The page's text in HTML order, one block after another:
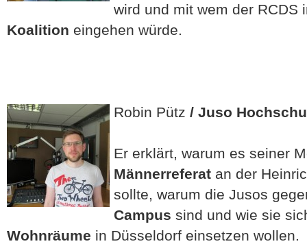
wird und mit wem der RCDS
Koalition eingehen würde.
Robin Pütz / Juso
Er erklärt, warum es seiner
Männerreferat an der
sollte, warum die Jusos
Campus sind und wie sie
Wohnräume in Düsseldorf einsetzen wollen.